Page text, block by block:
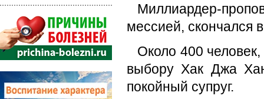
Миллиардер-
мессией, скончался
Около 400
выбору Хак Джа
покойный супруг.